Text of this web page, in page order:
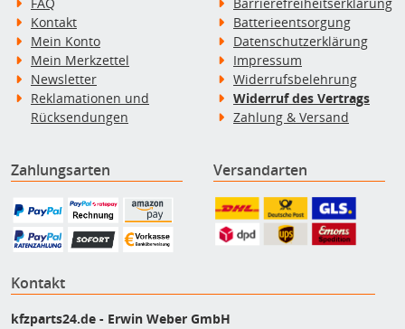
FAQ
Kontakt
Mein Konto
Mein Merkzettel
Newsletter
Reklamationen und
Rücksendungen
Barrierefreiheitserklärung
Batterieentsorgung
Datenschutzerklärung
Impressum
Widerrufsbelehrung
Widerruf des Vertrags
Zahlung & Versand
Zahlungsarten Versandarten
Kontakt
kfzparts24.de - Erwin Weber GmbH